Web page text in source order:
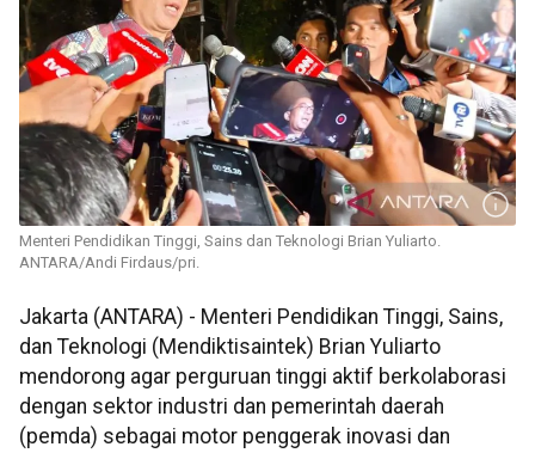
Menteri Pendidikan Tinggi, Sains dan Teknologi Brian Yuliarto.
ANTARA/Andi Firdaus/pri.
Jakarta (ANTARA) - Menteri Pendidikan Tinggi, Sains,
dan Teknologi (Mendiktisaintek) Brian Yuliarto
mendorong agar perguruan tinggi aktif berkolaborasi
dengan sektor industri dan pemerintah daerah
(pemda) sebagai motor penggerak inovasi dan